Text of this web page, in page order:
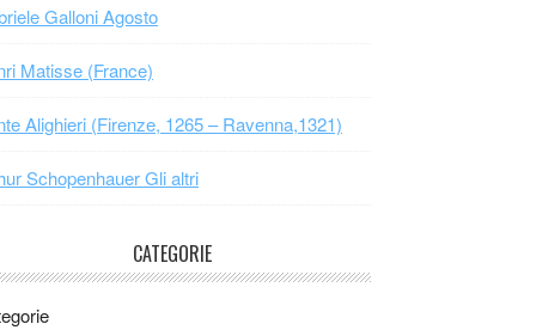
Galloni Agosto
Matisse (France)
Alighieri (Firenze, 1265 – Ravenna,1321)
Schopenhauer Gli altri
CATEGORIE